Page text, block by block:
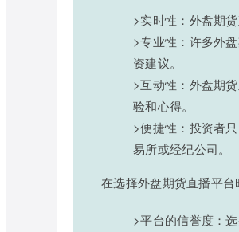
>实时性：外盘期
>专业性：许多外
资建议。
>互动性：外盘期
验和心得。
>便捷性：投资者
易所或经纪公司。
在选择外盘期货直播平
>平台的信誉度：